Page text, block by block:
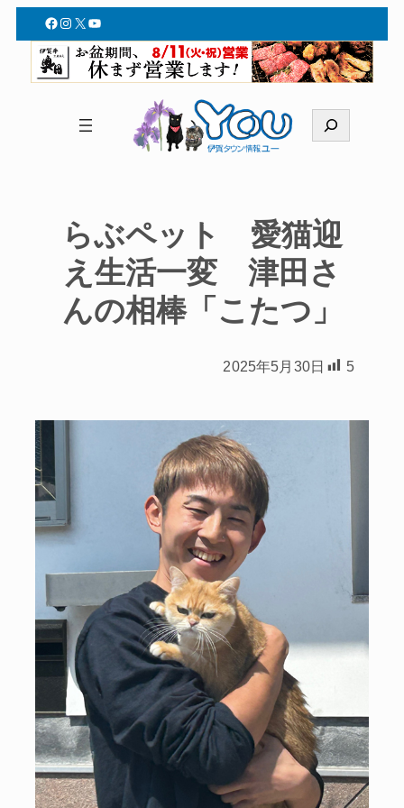
Facebook
Instagram
X YouTube
索
らぶペット 愛猫迎
え生活一変 津田さ
んの相棒「こたつ」
2025年5月30日 5